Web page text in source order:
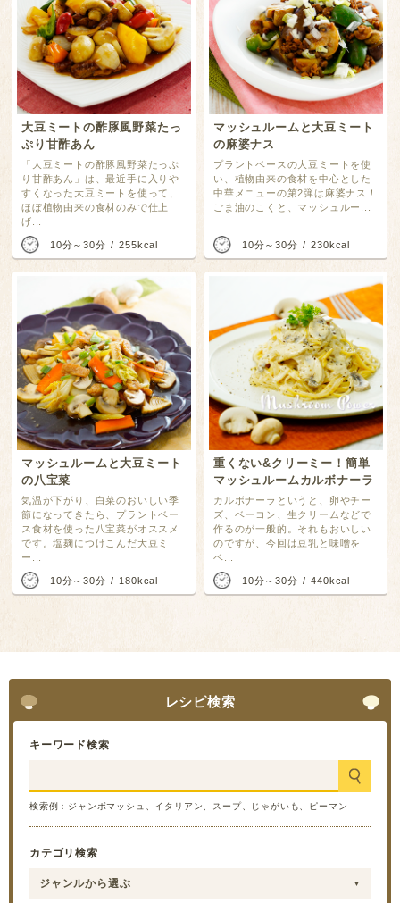
大豆ミートの酢豚風野菜たっ
ぷり甘酢あん
「大豆ミートの酢豚風野菜たっぷ
り甘酢あん」は、最近手に入りや
すくなった大豆ミートを使って、
ほぼ植物由来の食材のみで仕上
げ...
10分～30分 255kcal
マッシュルームと大豆ミート
の麻婆ナス
プラントベースの大豆ミートを使
い、植物由来の食材を中心とした
中華メニューの第2弾は麻婆ナス！
ごま油のこくと、マッシュルー...
10分～30分 230kcal
マッシュルームと大豆ミート
の八宝菜
気温が下がり、白菜のおいしい季
節になってきたら、プラントベー
ス食材を使った八宝菜がオススメ
です。塩麹につけこんだ大豆ミ
ー...
10分～30分 180kcal
重くない&クリーミー！簡単
マッシュルームカルボナーラ
カルボナーラというと、卵やチー
ズ、ベーコン、生クリームなどで
作るのが一般的。それもおいしい
のですが、今回は豆乳と味噌を
ベ...
10分～30分 440kcal
レシピ検索
キーワード検索
検索例：ジャンボマッシュ、イタリアン、スープ、じゃがいも、ピーマン
カテゴリ検索
ジャンルから選ぶ